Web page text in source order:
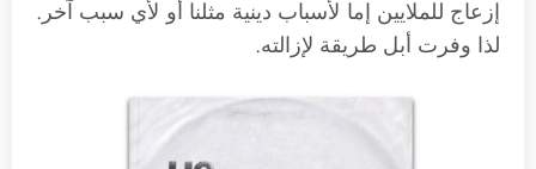
إزعاج للملايين إما لأسباب دينية مثلنا أو لأي سبب آخر.
لذا وفرت أبل طريقة لإزالته.